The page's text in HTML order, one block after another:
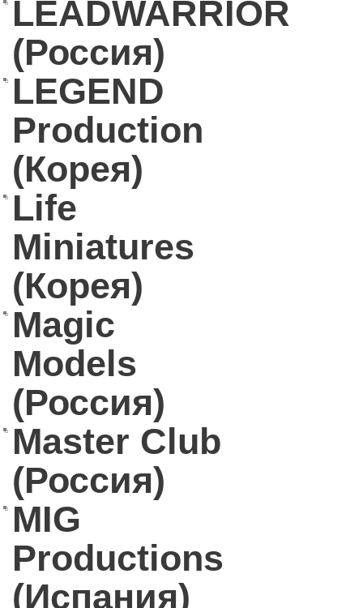
LEADWARRIOR
(Россия)
LEGEND
Production
(Корея)
Life
Miniatures
(Корея)
Magic
Models
(Россия)
Master Club
(Россия)
MIG
Productions
(Испания)